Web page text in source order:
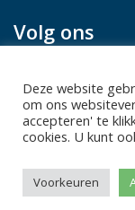
Volg ons
Privacy statement |
Deze website
om ons
accepteren' te
cookies. U kunt
Voorkeuren